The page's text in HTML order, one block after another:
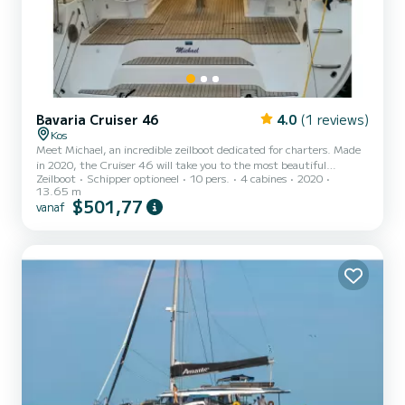
Bavaria Cruiser 46 4.0 (1 reviews)
Kos
Meet Michael, an incredible zeilboot dedicated for charters. Made
in 2020, the Cruiser 46 will take you to the most beautiful
anchorages in Kos. The boat has 4 cabins with all comfort and a
capacity of 9 people. With an overall length of 14 meters, it will be
your best ally to spend an exceptional vacation on the water in the
en een Furling genoa Het heeft de volg...
Zeilboot Schipper optioneel 10 pers. 4 cabines
2020
13.65 m
vanaf $501,77